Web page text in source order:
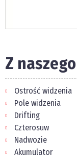
Z
Ostrość widzenia
Pole widzenia
Drifting
Czterosuw
Nadwozie
Akumulator